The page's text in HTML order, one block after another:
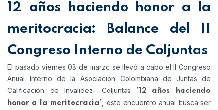
12 años haciendo honor a la
meritocracia: Balance del II
Congreso Interno de Coljuntas
El pasado viernes 08 de marzo se llevó a cabo el II Congreso
Anual Interno de la Asociación Colombiana de Juntas de
Calificación de Invalidez- Coljuntas
’12 años haciendo
honor a la meritocracia’
, este encuentro anual busca ser